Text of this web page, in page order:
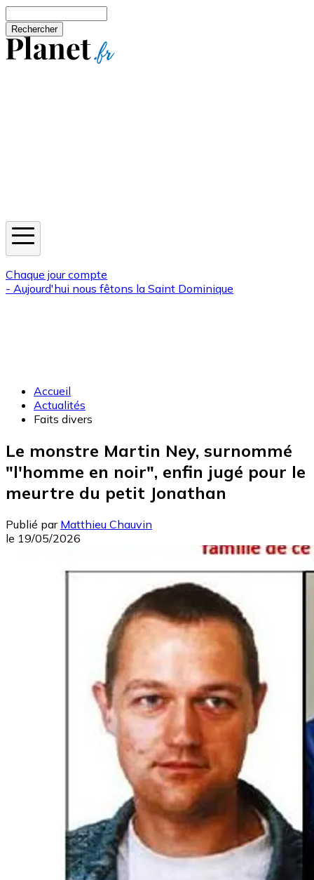
Chaque jour compte
- Aujourd'hui nous fêtons la Saint Dominique
Accueil
Actualités
Faits divers
Le monstre Martin Ney, surnommé
"l'homme en noir", enfin jugé pour le
meurtre du petit Jonathan
Publié par Matthieu Chauvin
le 19/05/2026